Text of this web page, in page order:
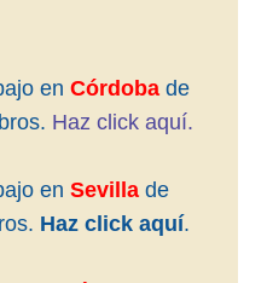
en Córdobade
Haz click aquí.
en Sevillade
Haz click aquí.